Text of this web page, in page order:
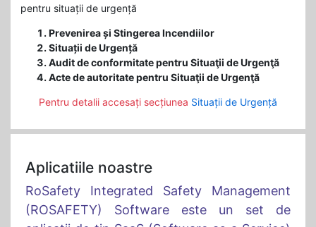
pentru situații de urgență
Prevenirea și Stingerea Incendiilor
Situații de Urgență
Audit de conformitate pentru Situaţii de Urgenţă
Acte de autoritate pentru Situaţii de Urgenţă
Pentru detalii accesați secțiunea Situații de Urgență
Aplicatiile noastre
RoSafety Integrated Safety Management
(ROSAFETY) Software este un set de